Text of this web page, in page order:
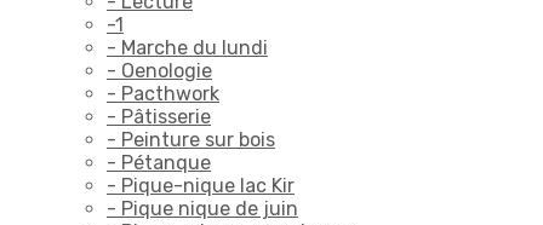
-1
- Marche du lundi
- Oenologie
- Pacthwork
- Pâtisserie
- Peinture sur bois
- Pétanque
- Pique-nique lac Kir
- Pique nique de juin